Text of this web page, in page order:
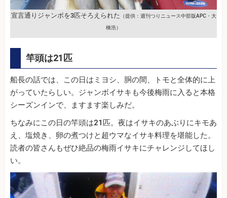
宣言通りジャンボを3匹そろえられた （提供：週刊つりニュース中部版APC・大
橋浩）
竿頭は21匹
船長の話では、この日はミヨシ、胴の間、トモと全体的に上
がっていたらしい。ジャンボイサキも今後梅雨に入ると本格
シーズンインで、ますます楽しみだ。
ちなみにこの日の竿頭は21匹。夜はイサキのあぶりにキモあ
え、塩焼き、卵の煮つけと超ウマなイサキ料理を堪能した。
読者の皆さんもぜひ絶品の梅雨イサキにチャレンジしてほし
い。